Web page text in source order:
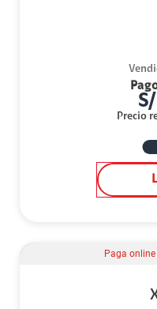
S/
Precio
Paga online